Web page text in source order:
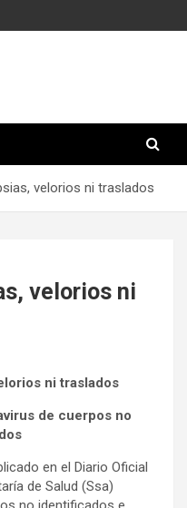
velorios ni traslados
velorios ni
ni traslados
de cuerpos no
en el Diario Oficial
de Salud (Ssa)